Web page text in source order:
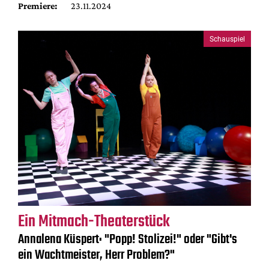
Premiere:
23.11.2024
Schauspiel
Ein Mitmach-Theaterstück
Annalena Küspert: "Popp! Stolizei!" oder "Gibt's
ein Wachtmeister, Herr Problem?"